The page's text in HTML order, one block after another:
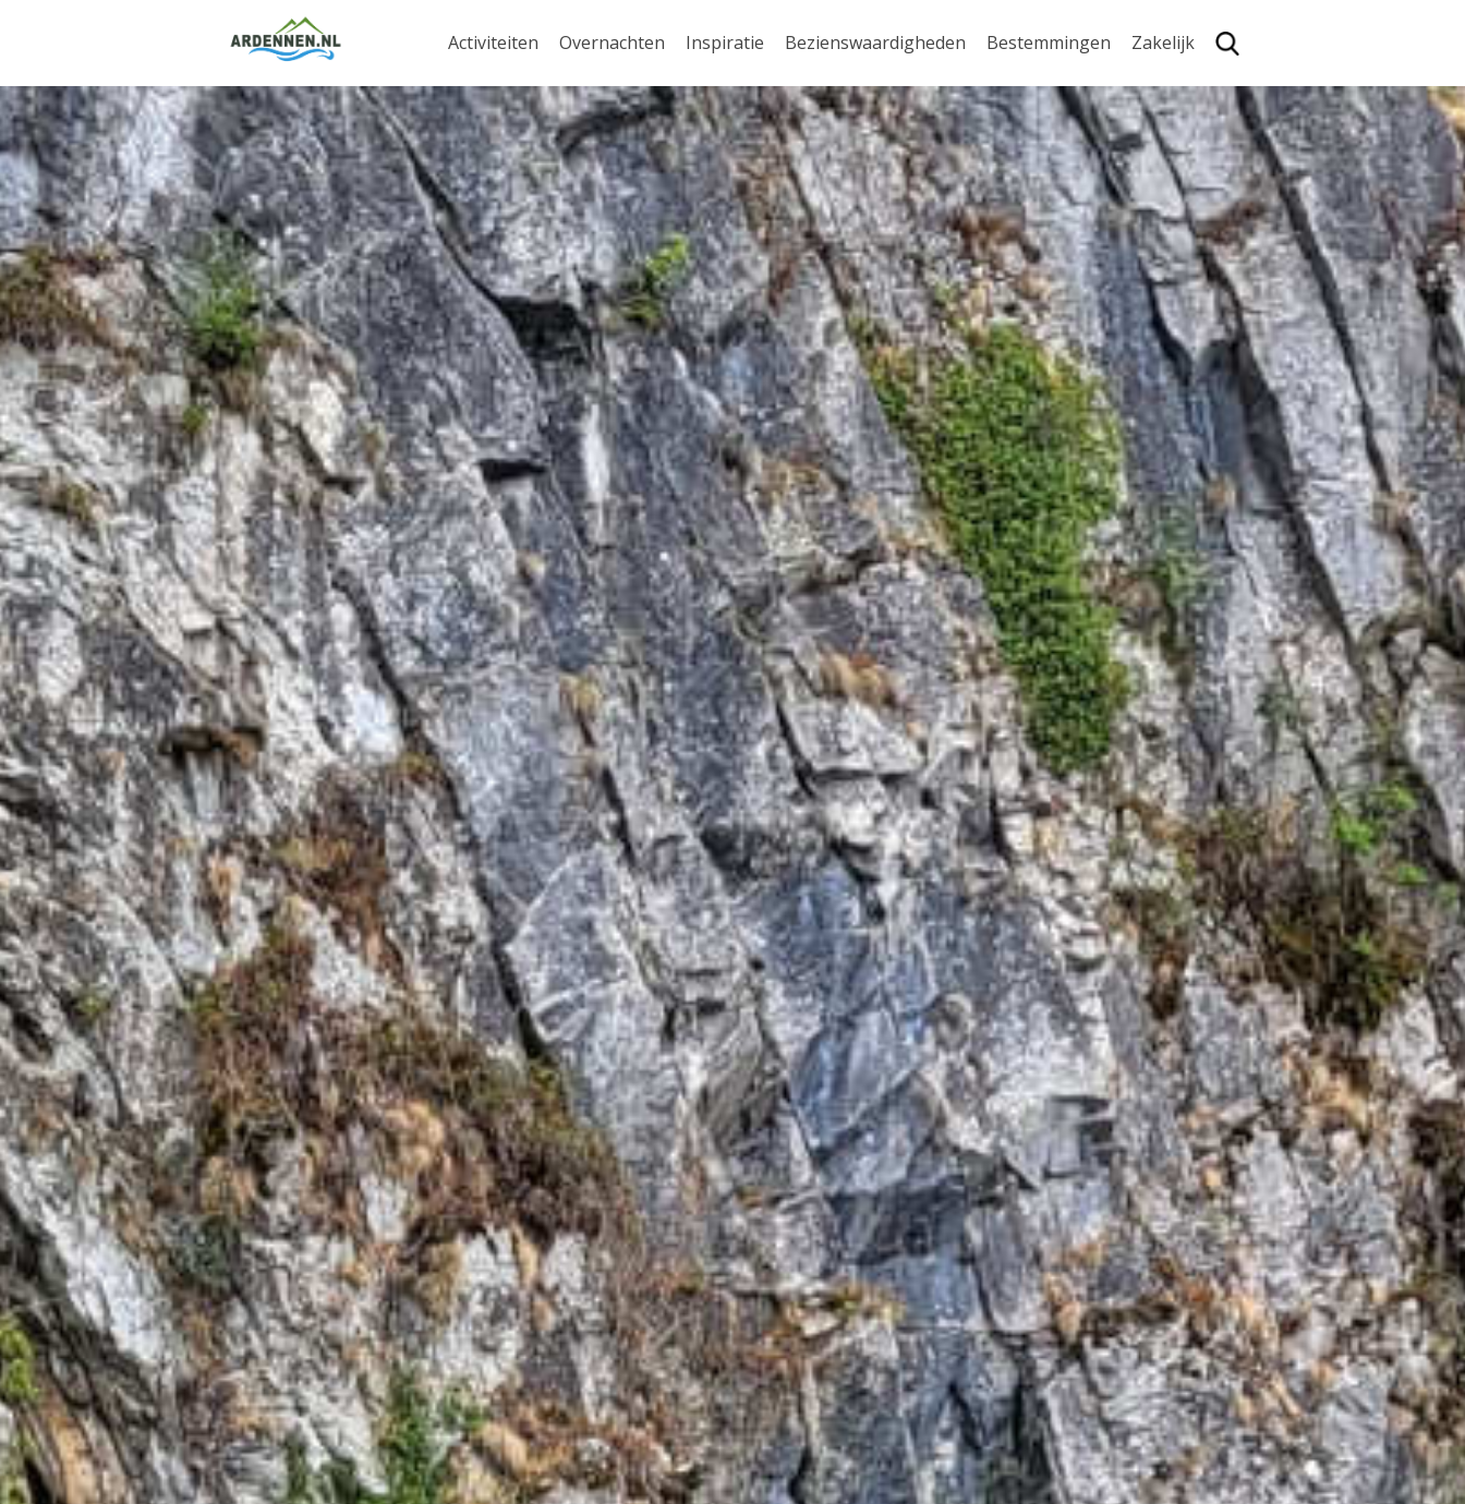
Activiteiten Overnachten Inspiratie Bezienswaardigheden Bestemmingen Zakelijk